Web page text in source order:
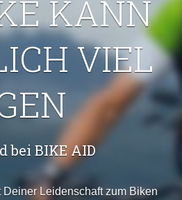
KANN
VIEL
bei BIKE AID
Deiner Leidenschaft zum Biken